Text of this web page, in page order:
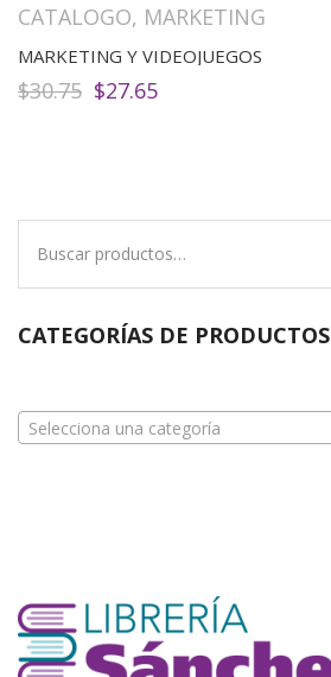
CATALOGO, MARKETING
MARKETING Y VIDEOJUEGOS
$30.75 El
$27.65El
CATEGORÍAS DE PRODUCTOS
Selecciona una categoría